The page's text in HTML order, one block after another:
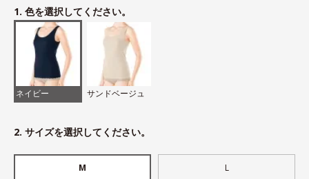
1. 色を選択してください。
ネイビー サンドベージュ
2. サイズを選択してください。
M L